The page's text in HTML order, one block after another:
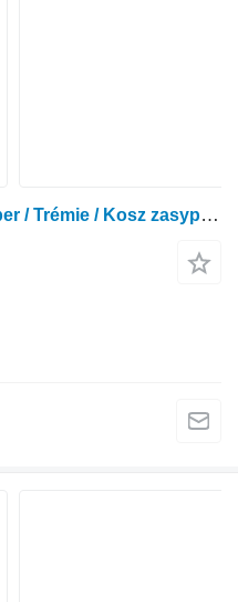
Rolmet Vorratsbunker / Hopper / Trémie / Kosz zasypowy